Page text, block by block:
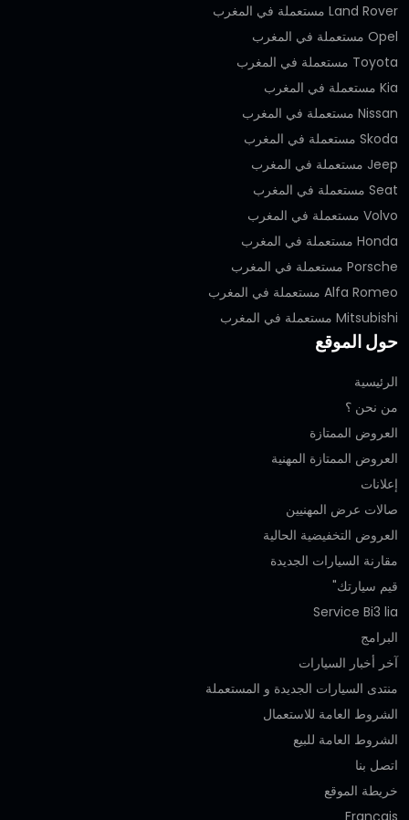
Land Rover مستعملة في المغرب
Opel مستعملة في المغرب
Toyota مستعملة في المغرب
Kia مستعملة في المغرب
Nissan مستعملة في المغرب
Skoda مستعملة في المغرب
Jeep مستعملة في المغرب
Seat مستعملة في المغرب
Volvo مستعملة في المغرب
Honda مستعملة في المغرب
Porsche مستعملة في المغرب
Alfa Romeo مستعملة في المغرب
Mitsubishi مستعملة في المغرب
حول الموقع
الرئيسية
من نحن ؟
العروض الممتازة
العروض الممتازة المهنية‎
إعلانات
صالات عرض المهنيين
العروض التخفيضية الحالية
مقارنة السيارات الجديدة
قيم سيارتك"
Service Bi3 lia
البرامج
آخر أخبار السيارات
منتدى السيارات الجديدة و المستعملة
الشروط العامة للاستعمال
الشروط العامة للبيع
اتصل بنا
خريطة الموقع
Français